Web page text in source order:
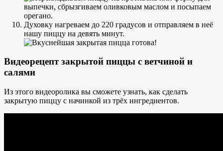
Духовку нагреваем до 220 градусов и отправляем в неё
нашу пиццу на девять минут.
Видеорецепт закрытой пиццы с ветчиной и
салями
Из этого видеоролика вы сможете узнать, как сделать
закрытую пиццу с начинкой из трёх ингредиентов.